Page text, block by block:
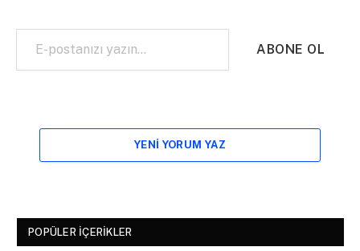
E-postanızı yazın…
ABONE OL
YENI YORUM YAZ
POPÜLER İÇERIKLER